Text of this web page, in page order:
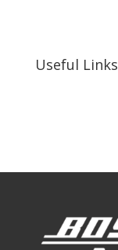
Useful Links